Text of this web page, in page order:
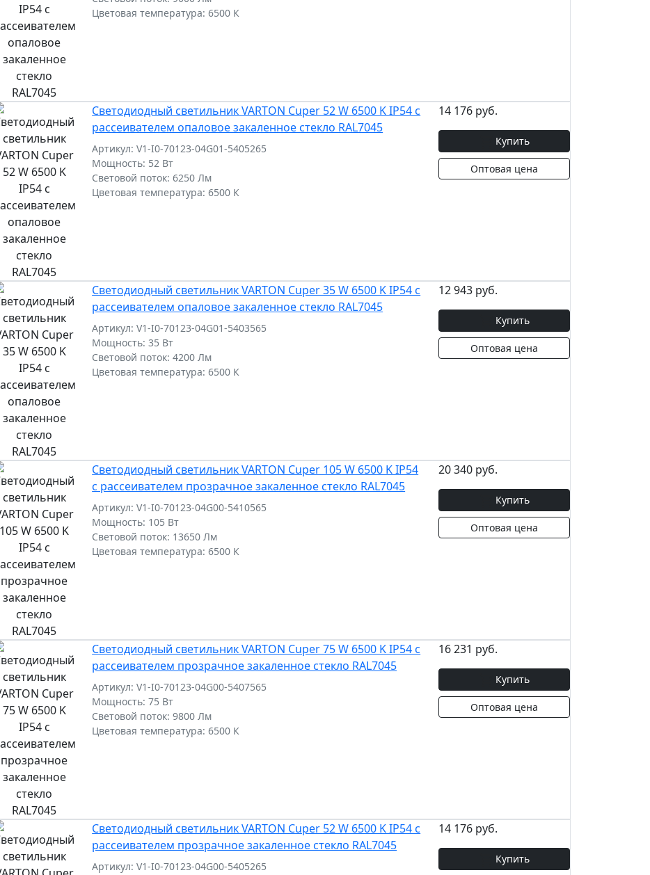
Цветовая температура: 6500 К
Светодиодный светильник VARTON Cuper 52 W 6500 K IP54 с
рассеивателем опаловое закаленное стекло RAL7045
Артикул: V1-I0-70123-04G01-5405265
Мощность: 52 Вт
Световой поток: 6250 Лм
Цветовая температура: 6500 К
14 176 руб.
Купить
Оптовая цена
Светодиодный светильник VARTON Cuper 35 W 6500 K IP54 с
рассеивателем опаловое закаленное стекло RAL7045
Артикул: V1-I0-70123-04G01-5403565
Мощность: 35 Вт
Световой поток: 4200 Лм
Цветовая температура: 6500 К
12 943 руб.
Купить
Оптовая цена
Светодиодный светильник VARTON Cuper 105 W 6500 K IP54
с рассеивателем прозрачное закаленное стекло RAL7045
Артикул: V1-I0-70123-04G00-5410565
Мощность: 105 Вт
Световой поток: 13650 Лм
Цветовая температура: 6500 К
20 340 руб.
Купить
Оптовая цена
Светодиодный светильник VARTON Cuper 75 W 6500 K IP54 с
рассеивателем прозрачное закаленное стекло RAL7045
Артикул: V1-I0-70123-04G00-5407565
Мощность: 75 Вт
Световой поток: 9800 Лм
Цветовая температура: 6500 К
16 231 руб.
Купить
Оптовая цена
Светодиодный светильник VARTON Cuper 52 W 6500 K IP54 с
рассеивателем прозрачное закаленное стекло RAL7045
Артикул: V1-I0-70123-04G00-5405265
14 176 руб.
Купить